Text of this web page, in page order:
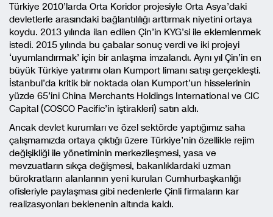
Türkiye 2010’larda Orta Koridor projesiyle Orta Asya’daki
devletlerle arasındaki bağlantılılığı arttırmak niyetini ortaya
koydu. 2013 yılında ilan edilen Çin’in KYG’si ile eklemlenmek
istedi. 2015 yılında bu çabalar sonuç verdi ve iki projeyi
‘uyumlandırmak’ için bir anlaşma imzalandı. Aynı yıl Çin’in en
büyük Türkiye yatırımı olan Kumport limanı satışı gerçekleşti.
İstanbul’da kritik bir noktada olan Kumport’un hisselerinin
yüzde 65’ini China Merchants Holdings International ve CIC
Capital (COSCO Pacific’in iştirakleri) satın aldı.
Ancak devlet kurumları ve özel sektörde yaptığımız saha
çalışmamızda ortaya çıktığı üzere Türkiye’nin özellikle rejim
değişikliği ile yönetiminin merkezileşmesi, yasa ve
mevzuatların sıkça değişmesi, bakanlıklardaki uzman
bürokratların alanlarının yeni kurulan Cumhurbaşkanlığı
ofisleriyle paylaşması gibi nedenlerle Çinli firmaların kar
realizasyonları beklenenin altında kaldı.